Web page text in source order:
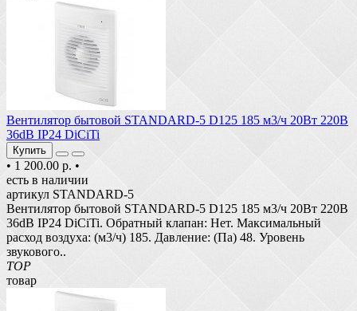
Вентилятор бытовой STANDARD-5 D125 185 м3/ч 20Вт 220В
36dB IP24 DiCiTi
Купить
• 1 200.00 р. •
есть в наличии
артикул STANDARD-5
Вентилятор бытовой STANDARD-5 D125 185 м3/ч 20Вт 220В
36dB IP24 DiCiTi. Обратный клапан: Нет. Максимальный
расход воздуха: (м3/ч) 185. Давление: (Па) 48. Уровень
звукового..
TOP
товар